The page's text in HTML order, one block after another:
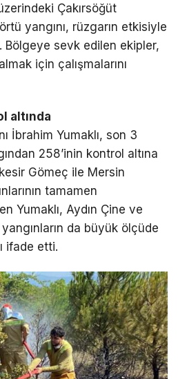
Çakırsöğüt
yangını, rüzgarın etkisiyle
Bölgeye sevk edilen ekipler,
için çalışmalarını
altında
İbrahim Yumaklı, son 3
258’inin kontrol altına
Gömeç ile Mersin
tamamen
Yumaklı, Aydın Çine ve
da büyük ölçüde
ifade etti.